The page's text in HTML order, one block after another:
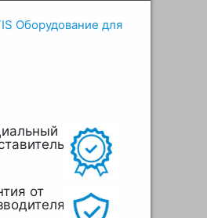
Оборудование для
от